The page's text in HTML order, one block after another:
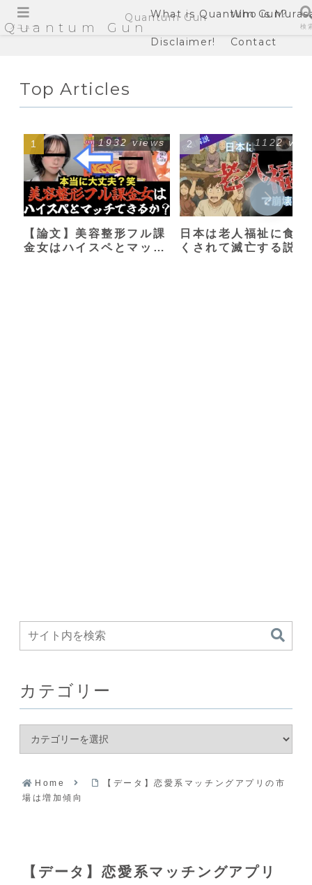
Quantum Gun
What is Quantum Gun?
Who is
Disclaimer! Contact
Top Articles
【論文】美容整形フル課
金女はハイスペとマッチ
1932 views
日本は老人福祉に食い
くされて滅亡する説
1122
カテゴリー
Home
【データ】恋愛系マッチングアプリの市
場は増加傾向
【データ】恋愛系マッチングアプリ
メニュー
Quantum Gun
検